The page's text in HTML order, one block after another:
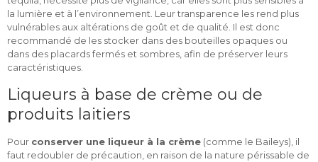
la lumière et à l’environnement. Leur transparence les rend plus
vulnérables aux altérations de goût et de qualité. Il est donc
recommandé de les stocker dans des bouteilles opaques ou
dans des placards fermés et sombres, afin de préserver leurs
caractéristiques.
Liqueurs à base de crème ou de
produits laitiers
Pour conserver une liqueur à la crème (comme le Baileys), il
faut redoubler de précaution, en raison de la nature périssable de